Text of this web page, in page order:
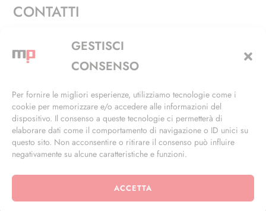
GESTISCI
CONSENSO
Per fornire le migliori esperienze, utilizziamo tecnologie come i
cookie per memorizzare e/o accedere alle informazioni del
dispositivo. Il consenso a queste tecnologie ci permetterà di
elaborare dati come il comportamento di navigazione o ID unici su
questo sito. Non acconsentire o ritirare il consenso può influire
negativamente su alcune caratteristiche e funzioni.
ACCETTA
CONTATTI
Via Alfieri, 27 - Trezzano Sul Naviglio (MI)
+39 02 4846 3155
info@masterphil.it